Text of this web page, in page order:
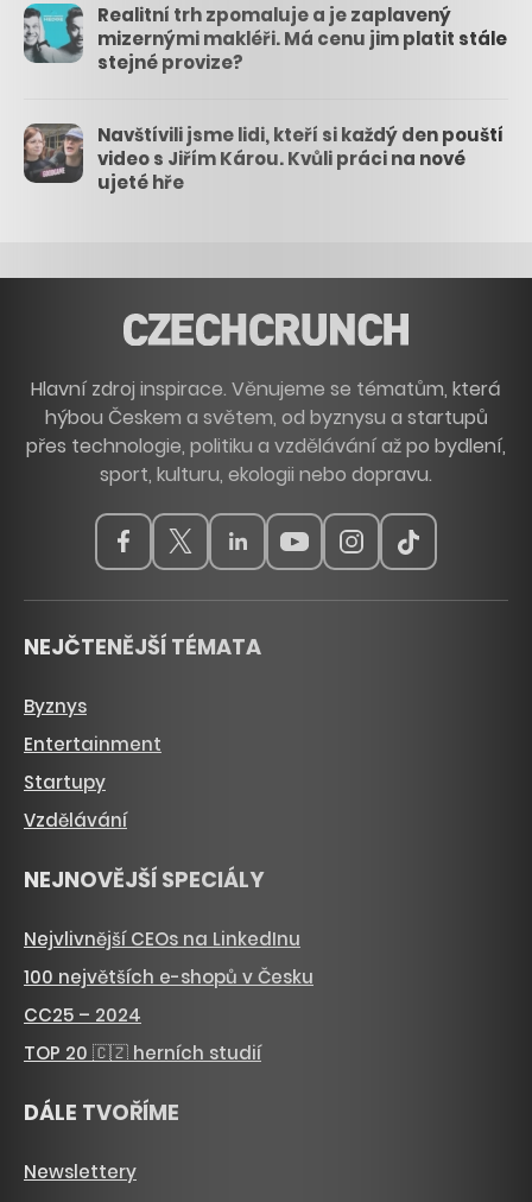
Realitní trh zpomaluje a je zaplavený
mizernými makléři. Má cenu jim platit stále
stejné provize?
Navštívili jsme lidi, kteří si každý den pouští
video s Jiřím Károu. Kvůli práci na nové
ujeté hře
Hlavní zdroj inspirace. Věnujeme se tématům, která
hýbou Českem a světem, od byznysu a startupů
přes technologie, politiku a vzdělávání až po bydlení,
sport, kulturu, ekologii nebo dopravu.
NEJČTENĚJŠÍ TÉMATA
Byznys
Entertainment
Startupy
Vzdělávání
NEJNOVĚJŠÍ SPECIÁLY
Nejvlivnější CEOs na LinkedInu
100 největších e-shopů v Česku
CC25 – 2024
TOP 20 🇨🇿 herních studií
DÁLE TVOŘÍME
Newslettery